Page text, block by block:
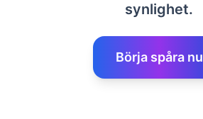
synlighet.
Börja spåra nu